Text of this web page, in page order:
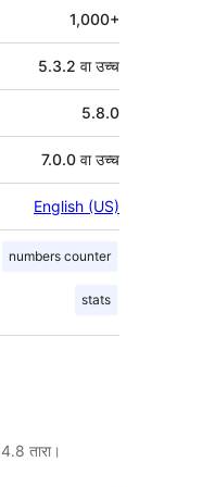
1,000+
5.3.2 वा उच्च
5.8.0
7.0.0 वा उच्च
English (US)
numbers counter
stats
4.8 तारा।